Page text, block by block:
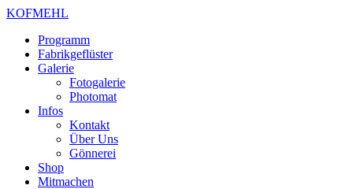
KOFMEHL
Programm
Fabrikgeflüster
Galerie
Fotogalerie
Photomat
Infos
Kontakt
Über Uns
Gönnerei
Shop
Mitmachen